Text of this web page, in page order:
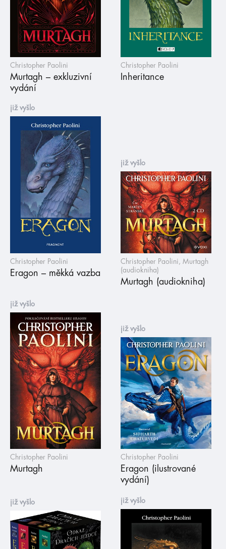
Christopher Paolini
Murtagh – exkluzivní
vydání
Christopher Paolini
Inheritance
již vyšlo
Christopher Paolini
Eragon – měkká vazba
již vyšlo
Christopher Paolini, Murtagh
(audiokniha)
Murtagh (audiokniha)
již vyšlo
Christopher Paolini
Murtagh
již vyšlo
Christopher Paolini
Eragon (ilustrované
vydání)
již vyšlo již vyšlo